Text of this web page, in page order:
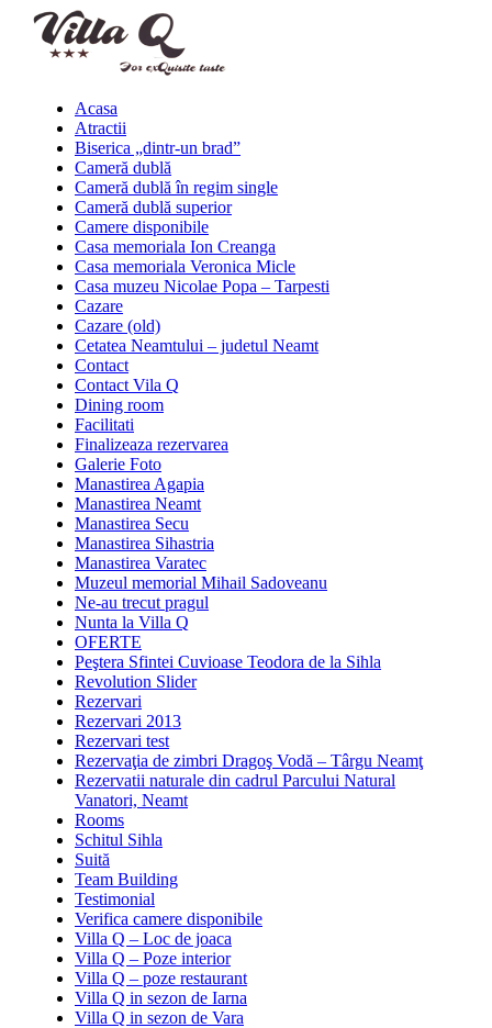
Acasa
Atractii
Biserica „dintr-un brad”
Cameră dublă
Cameră dublă în regim single
Cameră dublă superior
Camere disponibile
Casa memoriala Ion Creanga
Casa memoriala Veronica Micle
Casa muzeu Nicolae Popa – Tarpesti
Cazare
Cazare (old)
Cetatea Neamtului – judetul Neamt
Contact
Contact Vila Q
Dining room
Facilitati
Finalizeaza rezervarea
Galerie Foto
Manastirea Agapia
Manastirea Neamt
Manastirea Secu
Manastirea Sihastria
Manastirea Varatec
Muzeul memorial Mihail Sadoveanu
Ne-au trecut pragul
Nunta la Villa Q
OFERTE
Peştera Sfintei Cuvioase Teodora de la Sihla
Revolution Slider
Rezervari
Rezervari 2013
Rezervari test
Rezervaţia de zimbri Dragoş Vodă – Târgu Neamţ
Rezervatii naturale din cadrul Parcului Natural
Vanatori, Neamt
Rooms
Schitul Sihla
Suită
Team Building
Testimonial
Verifica camere disponibile
Villa Q – Loc de joaca
Villa Q – Poze interior
Villa Q – poze restaurant
Villa Q in sezon de Iarna
Villa Q in sezon de Vara